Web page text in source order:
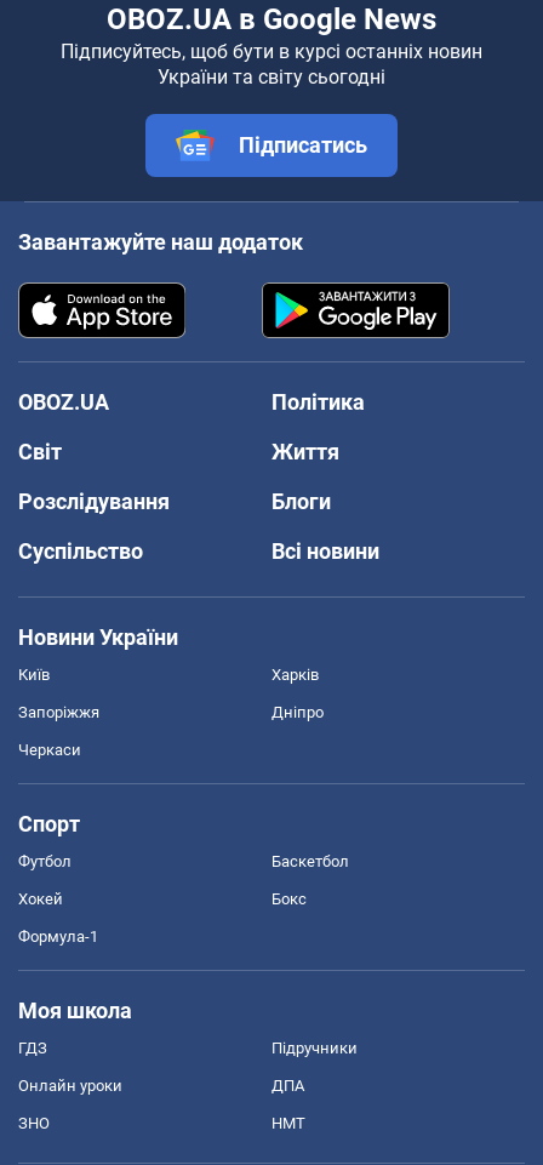
OBOZ.UA в Google News
Підписуйтесь, щоб бути в курсі останніх новин
України та світу сьогодні
Підписатись
Завантажуйте наш додаток
OBOZ.UA
Політика
Світ
Життя
Розслідування
Блоги
Суспільство
Всі новини
Новини України
Київ Харків
Запоріжжя Дніпро
Черкаси
Спорт
Футбол Баскетбол
Хокей Бокс
Формула-1
Моя школа
ГДЗ Підручники
Онлайн уроки ДПА
ЗНО НМТ